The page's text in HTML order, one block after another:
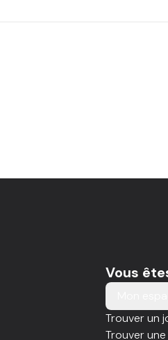
Vous
Trouver un
Trouver